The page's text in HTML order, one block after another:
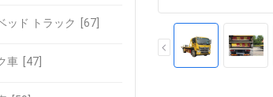
ッド トラック [67]
車 [47]